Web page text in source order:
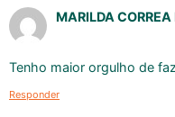
MARILDA CORREA
Tenho maior orgulho de
Responder